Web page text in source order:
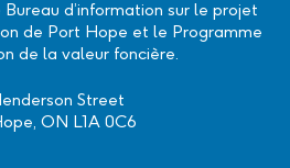
d’information sur le projet
de Port Hope et le Programme
de la valeur foncière.
Street
ON L1A 0C6